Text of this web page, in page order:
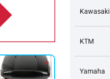
Kawasaki
KTM
Yamaha